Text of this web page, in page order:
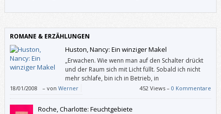
ROMANE & ERZÄHLUNGEN
Huston, Nancy: Ein winziger Makel
„Erwachen. Wie wenn man auf den Schalter drückt
und der Raum sich mit Licht füllt. Sobald ich nicht
mehr schlafe, bin ich in Betrieb, in
Alarmbereitschaft, unter Strom, Geist und Körper
perfekt funktionsfähig, ich bin sechs Jahre alt und ein Genie, mein erster
Gedanke am Morgen.“
18/01/2008 – von Werner 452 Views –0 Kommentare
Roche, Charlotte: Feuchtgebiete